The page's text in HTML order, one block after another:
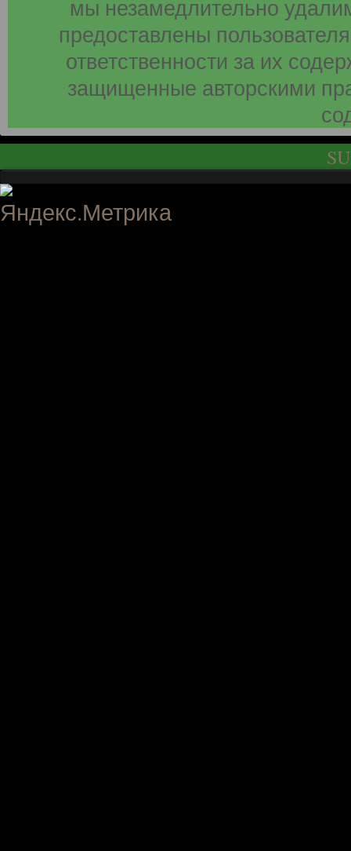
мы незамедлительно
предоставлены
ответственности за их
защищенные авторскими